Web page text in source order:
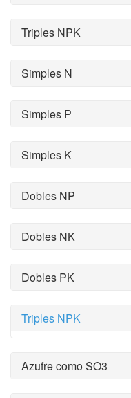
Triples NPK
Simples N
Simples P
Simples K
Dobles NP
Dobles NK
Dobles PK
Triples NPK
Azufre como SO3